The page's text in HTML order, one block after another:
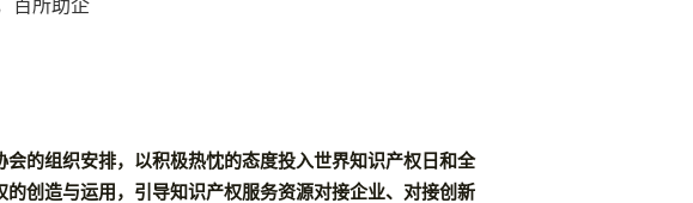
的组织安排，以积极热忱的态度投入世界知识产权日和全
创造与运用，引导知识产权服务资源对接企业、对接创新